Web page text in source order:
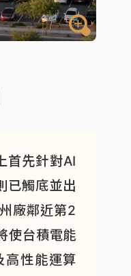
首先針對AI
已觸底並出
廠鄰近第2
使台積電能
高性能運算